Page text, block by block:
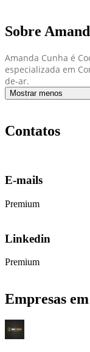
Sobre
Amanda Cunha é
especializada em
de-ar.
Mostrar menos
Contatos
E-mails
Premium
Linkedin
Premium
Empresas